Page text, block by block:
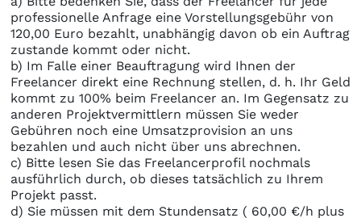
professionelle Anfrage eine Vorstellungsgebühr von
120,00 Euro bezahlt, unabhängig davon ob ein Auftrag
zustande kommt oder nicht.
b) Im Falle einer Beauftragung wird Ihnen der
Freelancer direkt eine Rechnung stellen, d. h. Ihr Geld
kommt zu 100% beim Freelancer an. Im Gegensatz zu
anderen Projektvermittlern müssen Sie weder
Gebühren noch eine Umsatzprovision an uns
bezahlen und auch nicht über uns abrechnen.
c) Bitte lesen Sie das Freelancerprofil nochmals
ausführlich durch, ob dieses tatsächlich zu Ihrem
Projekt passt.
d) Sie müssen mit dem Stundensatz ( 60,00 €/h plus